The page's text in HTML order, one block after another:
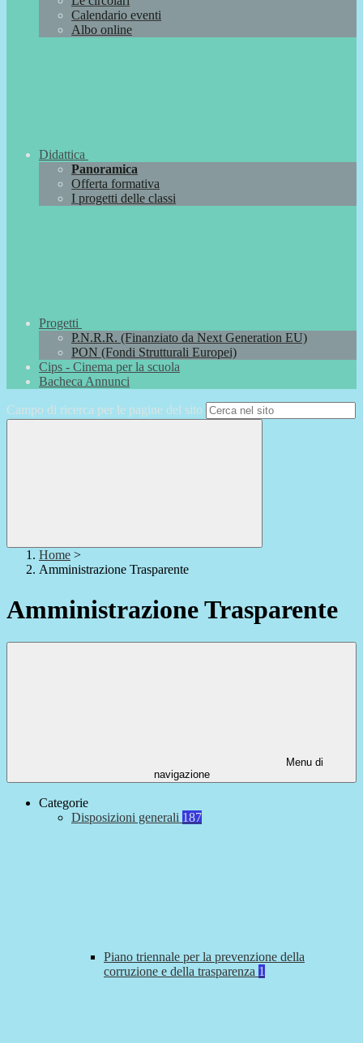
Calendario eventi
Albo online
Didattica
Panoramica
Offerta formativa
I progetti delle classi
Progetti
P.N.R.R. (Finanziato da Next Generation EU)
PON (Fondi Strutturali Europei)
Cips - Cinema per la scuola
Bacheca Annunci
Campo di ricerca per le pagine del sito
Home >
Amministrazione Trasparente
Amministrazione Trasparente
Menu di
navigazione
Categorie
Disposizioni generali 187
Piano triennale per la prevenzione della
corruzione e della trasparenza 1